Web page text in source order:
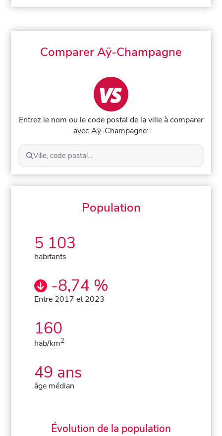
Comparer Aÿ-Champagne
Entrez le nom ou le code postal de la ville à comparer
avec Aÿ-Champagne:
Ville, code postal...
Population
5 103
habitants
-8,74 %
Entre 2017 et 2023
160
hab/km2
49 ans
âge médian
Évolution de la population